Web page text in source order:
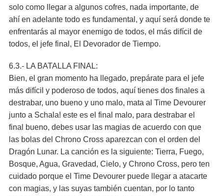
solo como llegar a algunos cofres, nada importante, de
ahí en adelante todo es fundamental, y aquí será donde te
enfrentarás al mayor enemigo de todos, el más difícil de
todos, el jefe final, El Devorador de Tiempo.
6.3.- LA BATALLA FINAL:
Bien, el gran momento ha llegado, prepárate para el jefe
más difícil y poderoso de todos, aquí tienes dos finales a
destrabar, uno bueno y uno malo, mata al Time Devourer
junto a Schala! este es el final malo, para destrabar el
final bueno, debes usar las magias de acuerdo con que
las bolas del Chrono Cross aparezcan con el orden del
Dragón Lunar. La canción es la siguiente: Tierra, Fuego,
Bosque, Agua, Gravedad, Cielo, y Chrono Cross, pero ten
cuidado porque el Time Devourer puede llegar a atacarte
con magias, y las suyas también cuentan, por lo tanto